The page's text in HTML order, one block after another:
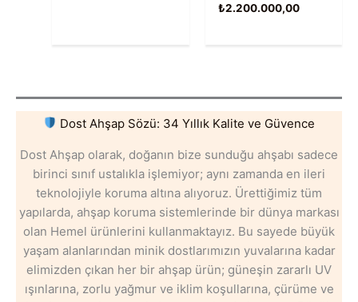
₺2.200.000,00
Dost Ahşap Sözü: 34 Yıllık Kalite ve Güvence
Dost Ahşap olarak, doğanın bize sunduğu ahşabı sadece
birinci sınıf ustalıkla işlemiyor; aynı zamanda en ileri
teknolojiyle koruma altına alıyoruz. Ürettiğimiz tüm
yapılarda, ahşap koruma sistemlerinde bir dünya markası
olan Hemel ürünlerini kullanmaktayız. Bu sayede büyük
yaşam alanlarından minik dostlarımızın yuvalarına kadar
elimizden çıkan her bir ahşap ürün; güneşin zararlı UV
ışınlarına, zorlu yağmur ve iklim koşullarına, çürüme ve